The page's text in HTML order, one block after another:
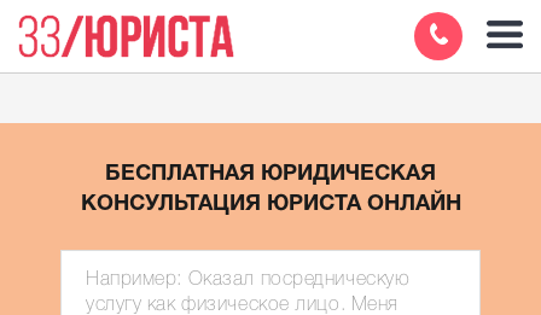
БЕСПЛАТНАЯ ЮРИДИЧЕСКАЯ
КОНСУЛЬТАЦИЯ ЮРИСТА ОНЛАЙН